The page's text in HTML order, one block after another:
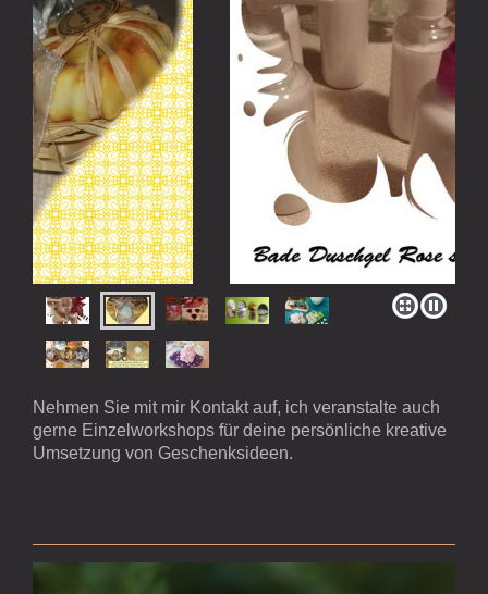
Nehmen Sie mit mir Kontakt auf, ich veranstalte auch
gerne Einzelworkshops für deine persönliche kreative
Umsetzung von Geschenksideen.